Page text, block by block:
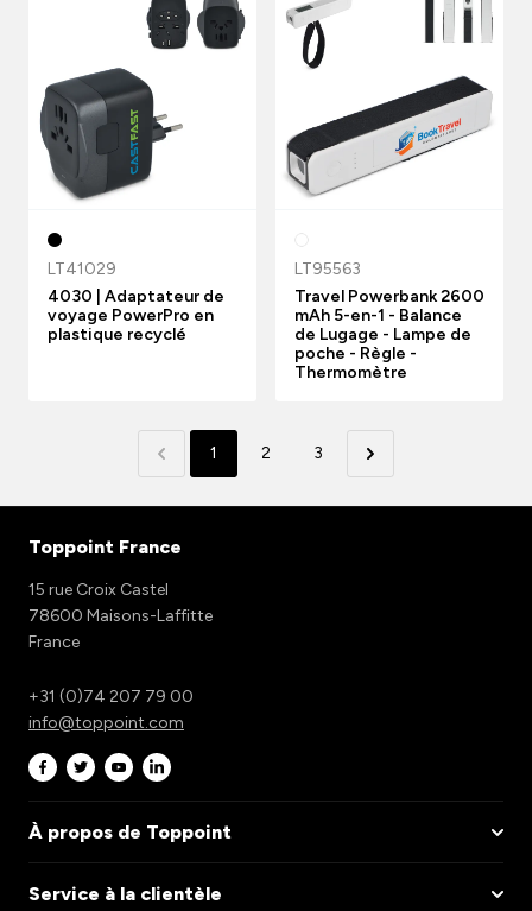
LT41029
4030 | Adaptateur de
voyage PowerPro en
plastique recyclé
LT95563
Travel Powerbank 2600
mAh 5-en-1 - Balance
de Lugage - Lampe de
poche - Règle -
Thermomètre
1 2 3
Toppoint France
15 rue Croix Castel
78600 Maisons-Laffitte
France
+31 (0)74 207 79 00
info@toppoint.com
À propos de Toppoint
Service à la clientèle